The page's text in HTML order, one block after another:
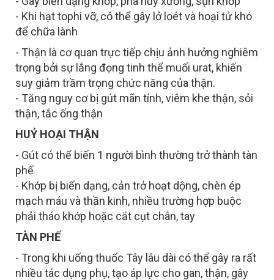
- Khi hạt tophi vỡ, có thể gây lở loét và hoại tử khó
để chữa lành
- Thận là cơ quan trực tiếp chịu ảnh hưởng nghiêm
trọng bởi sự lắng đọng tinh thể muối urat, khiến
suy giảm trầm trọng chức năng của thận.
- Tăng nguy cơ bị gút mãn tính, viêm khe thận, sỏi
thận, tắc ống thận
HUỶ HOẠI THẬN
- Gút có thể biến 1 người bình thường trở thành tàn
phế
- Khớp bị biến dạng, cản trở hoạt dộng, chèn ép
mạch máu và thần kinh, nhiều trường hợp buộc
phải tháo khớp hoặc cắt cụt chân, tay
TÀN PHẾ
- Trong khi uống thuốc Tây lâu dài có thể gây ra rất
nhiều tác dụng phụ, tạo áp lực cho gan, thận, gây